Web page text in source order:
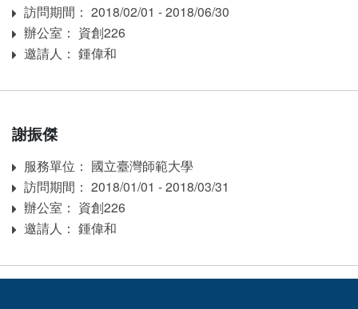
訪問期間：
訪問期間： 2018/02/01 - 2018/06/30
Room
辦公室： 資創226
Inviter
邀請人： 鍾偉和
謝振傑
Affiliation
服務單位： 國立臺灣師範大學
訪問期間：
訪問期間： 2018/01/01 - 2018/03/31
Room
辦公室： 資創226
Inviter
邀請人： 鍾偉和